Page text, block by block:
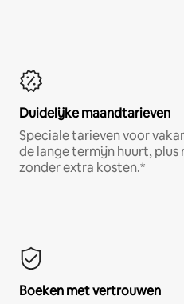
Duidelijke maandtarieven
Speciale tarieven voor
de lange termijn huurt,
zonder extra kosten.*
Boeken met vertrouwen